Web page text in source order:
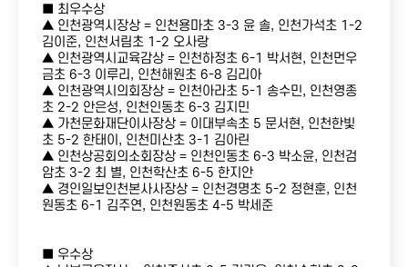
접수확인
자주하는 질문
■ 최우수상
▲ 인천광역시장상 = 인천용마초 3-3 윤 솔, 인천가석초 1-2
김이준, 인천서림초 1-2 오사랑
▲ 인천광역시교육감상 = 인천하정초 6-1 박서현, 인천먼우
금초 6-3 이루리, 인천해원초 6-8 김리아
▲ 인천광역시의회장상 = 인천아라초 5-1 송수민, 인천영종
초 2-2 안은성, 인천인동초 6-3 김지민
▲ 가천문화재단이사장상 = 이대부속초 5 문서현, 인천한빛
초 5-2 한태이, 인천미산초 3-1 김아린
▲ 인천상공회의소회장상 = 인천인동초 6-3 박소윤, 인천검
암초 3-2 최 별, 인천학산초 6-5 한지안
▲ 경인일보인천본사사장상 = 인천경명초 5-2 정현훈, 인천
원동초 6-1 김주연, 인천원동초 4-5 박세준
■ 우수상